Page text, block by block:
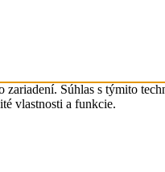
Súhlas s týmito
vlastnosti a funkcie.